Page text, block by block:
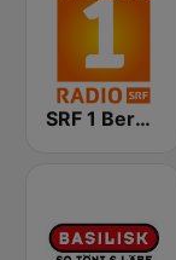
SRF 1 Bern Freibourg Wallis